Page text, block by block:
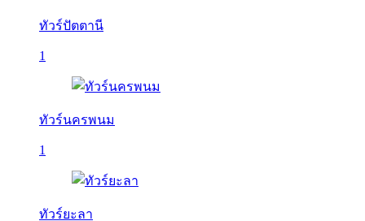
ทัวร์ปัตตานี
1
ทัวร์นครพนม
1
ทัวร์ยะลา